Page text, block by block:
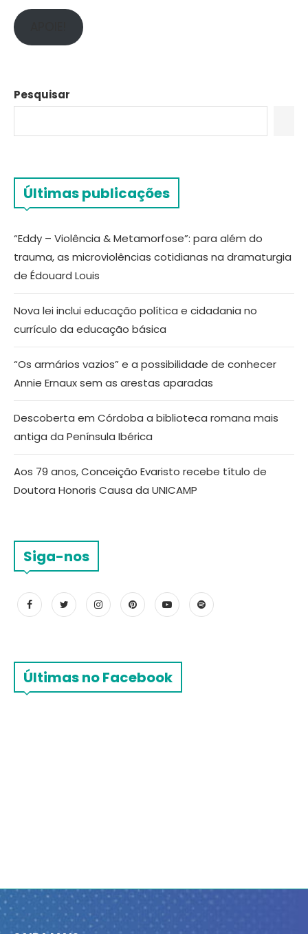
Pesquisar
Últimas publicações
“Eddy – Violência & Metamorfose”: para além do
trauma, as microviolências cotidianas na dramaturgia
de Édouard Louis
Nova lei inclui educação política e cidadania no
currículo da educação básica
“Os armários vazios” e a possibilidade de conhecer
Annie Ernaux sem as arestas aparadas
Descoberta em Córdoba a biblioteca romana mais
antiga da Península Ibérica
Aos 79 anos, Conceição Evaristo recebe título de
Doutora Honoris Causa da UNICAMP
Siga-nos
Últimas no Facebook